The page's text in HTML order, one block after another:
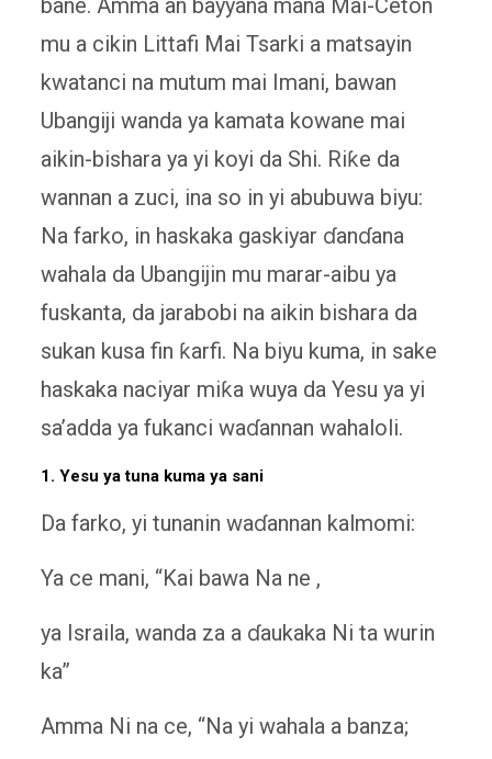
bane. Amma an bayyana mana Mai-Ceton
mu a cikin Littafi Mai Tsarki a matsayin
kwatanci na mutum mai Imani, bawan
Ubangiji wanda ya kamata kowane mai
aikin-bishara ya yi koyi da Shi. Riƙe da
wannan a zuci, ina so in yi abubuwa biyu:
Na farko, in haskaka gaskiyar ɗanɗana
wahala da Ubangijin mu marar-aibu ya
fuskanta, da jarabobi na aikin bishara da
sukan kusa fin ƙarfi. Na biyu kuma, in sake
haskaka naciyar miƙa wuya da Yesu ya yi
sa’adda ya fukanci waɗannan wahaloli.
1. Yesu ya tuna kuma ya sani
Da farko, yi tunanin waɗannan kalmomi:
Ya ce mani, “Kai bawa Na ne ,
ya Israila, wanda za a ɗaukaka Ni ta wurin
ka”
Amma Ni na ce, “Na yi wahala a banza;